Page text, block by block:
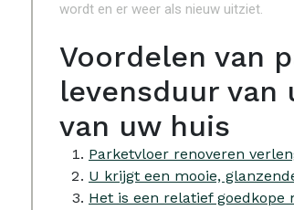
wordt en er weer als nieuw uitziet.
Voordelen van
levensduur van
van uw huis
Parketvloer renoveren
U krijgt een mooie,
Het is een relatief